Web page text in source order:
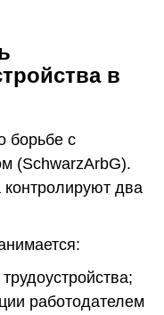
в
борьбе с
(SchwarzArbG).
контролируют два
работодателем